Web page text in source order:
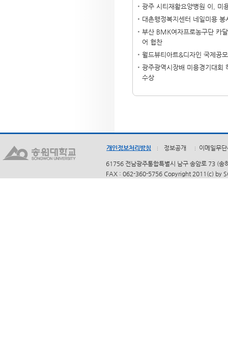
광주 시티재활요양병원 이, 미
대촌행정복지센터 네일미용 봉
부산 BMK여자프로농구단 카
어 협찬
월드뷰티아트&디자인 국제공
광주광역시장배 미용경기대회
수상
개인정보처리방침 정보공개 이메일무
61756 전남광주통합특별시 남구 송암로 73 (
FAX : 062-360-5756 Copyright 2011(c) by